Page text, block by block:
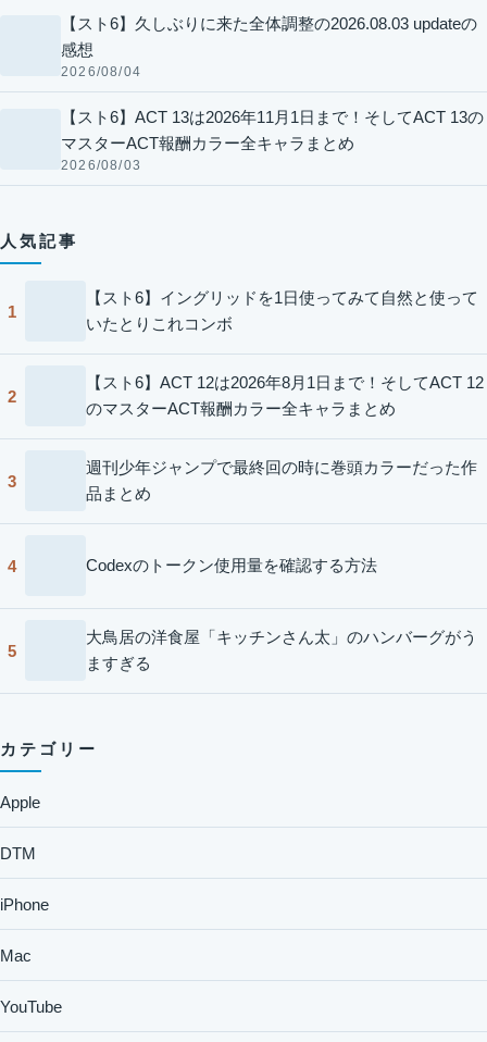
【スト6】久しぶりに来た全体調整の2026.08.03 updateの
感想
2026/08/04
【スト6】ACT 13は2026年11月1日まで！そしてACT 13の
マスターACT報酬カラー全キャラまとめ
2026/08/03
人気記事
1
【スト6】イングリッドを1日使ってみて自然と使って
いたとりこれコンボ
2
【スト6】ACT 12は2026年8月1日まで！そしてACT 12
のマスターACT報酬カラー全キャラまとめ
3
週刊少年ジャンプで最終回の時に巻頭カラーだった作
品まとめ
4 Codexのトークン使用量を確認する方法
5
大鳥居の洋食屋「キッチンさん太」のハンバーグがう
ますぎる
カテゴリー
Apple
DTM
iPhone
Mac
YouTube